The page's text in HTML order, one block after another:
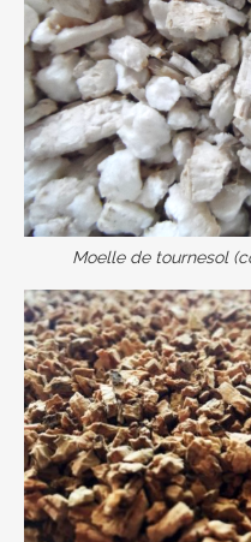
Moelle de tournesol